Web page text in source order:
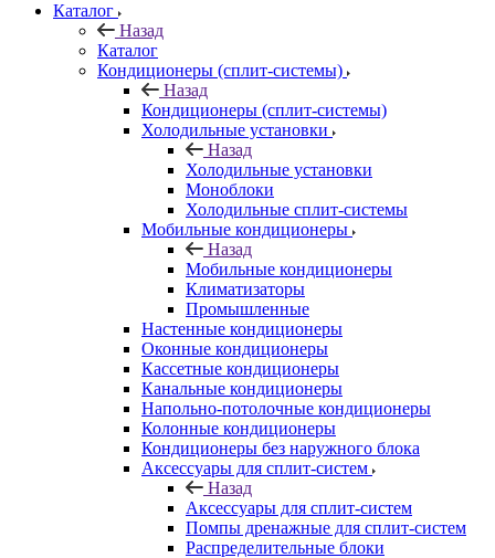
Каталог
Назад
Каталог
Кондиционеры (сплит-системы)
Назад
Кондиционеры (сплит-системы)
Холодильные установки
Назад
Холодильные установки
Моноблоки
Холодильные сплит-системы
Мобильные кондиционеры
Назад
Мобильные кондиционеры
Климатизаторы
Промышленные
Настенные кондиционеры
Оконные кондиционеры
Кассетные кондиционеры
Канальные кондиционеры
Напольно-потолочные кондиционеры
Колонные кондиционеры
Кондиционеры без наружного блока
Аксессуары для сплит-систем
Назад
Аксессуары для сплит-систем
Помпы дренажные для сплит-систем
Распределительные блоки